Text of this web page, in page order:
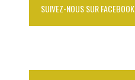
SUIVEZ-NOUS SUR FACEBOOK